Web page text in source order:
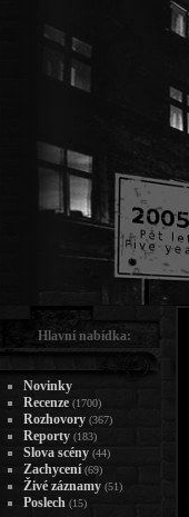
Hlavní nabídka:
Novinky
Recenze (1700)
Rozhovory (367)
Reporty (183)
Slova scény (44)
Zachycení (69)
Živé záznamy (51)
Poslech (15)